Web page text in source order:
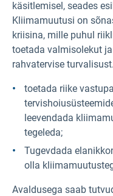
käsitlemisel, seades
Kliimamuutusi on
kriisina, mille puhul
toetada valmisolekut
rahvatervise
toetada riike
leevendada
tegeleda;
Tugevdada
olla
Avaldusega saab